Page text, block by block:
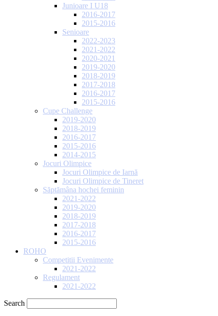
Junioare I U18
2016-2017
2015-2016
Senioare
2022-2023
2021-2022
2020-2021
2019-2020
2018-2019
2017-2018
2016-2017
2015-2016
Cupe Challenge
2019-2020
2018-2019
2016-2017
2015-2016
2014-2015
Jocuri Olimpice
Jocuri Olimpice de Iarnă
Jocuri Olimpice de Tineret
Săptămâna hochei feminin
2021-2022
2019-2020
2018-2019
2017-2018
2016-2017
2015-2016
ROHO
Competitii Evenimente
2021-2022
Regulament
2021-2022
Search